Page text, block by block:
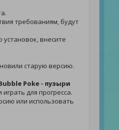
требованиям, будут
установок, внесите
старую версию.
Poke - пузыри
для прогресса.
или использовать